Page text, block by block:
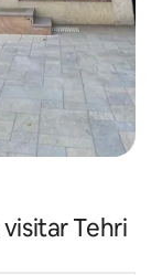
Tehri